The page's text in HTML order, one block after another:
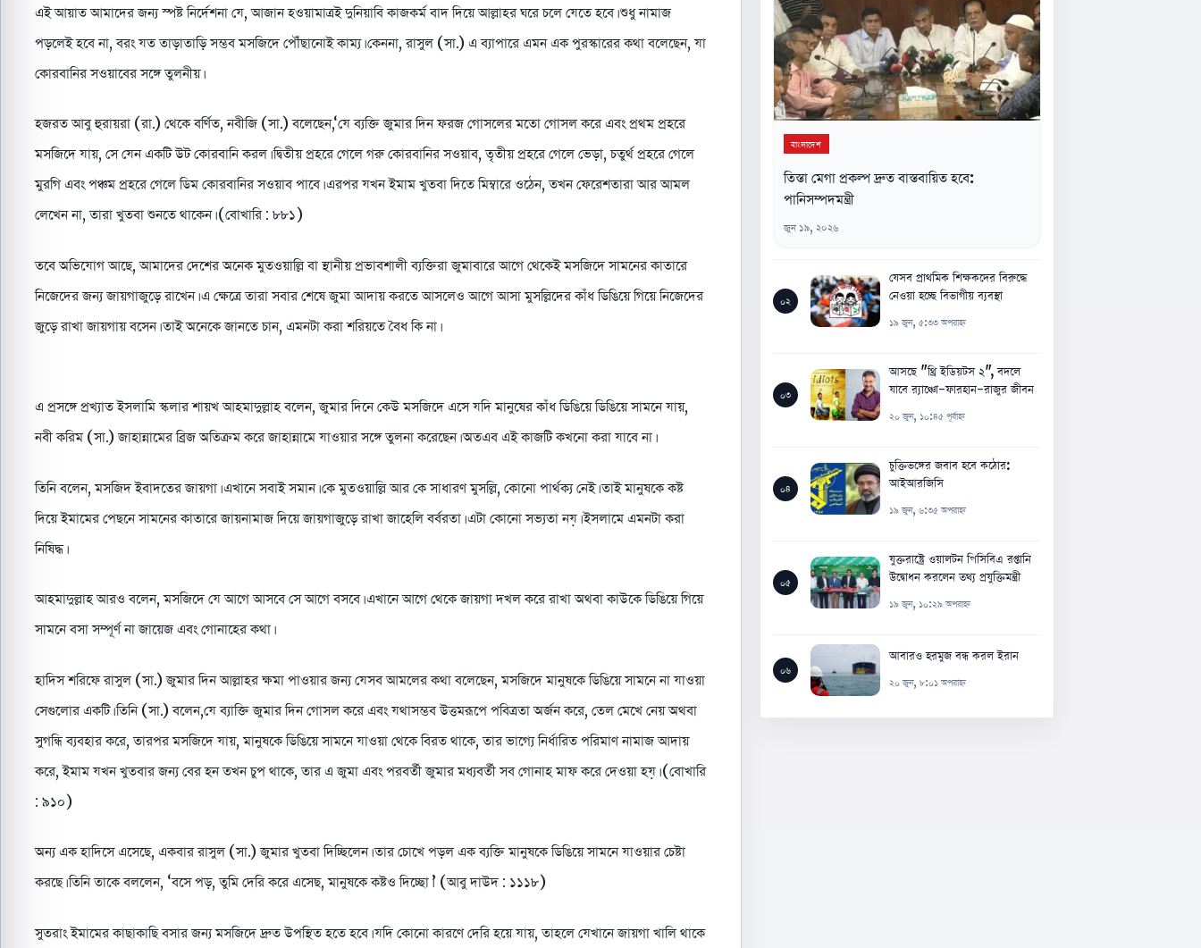
এই আয়াত আমাদের জন্য স্পষ্ট নির্দেশনা যে, আজান হওয়ামাত্রই দুনিয়াবি কাজকর্ম বাদ দিয়ে আল্লাহর ঘরে চলে যেতে হবে। শুধু নামাজ
পড়লেই হবে না, বরং যত তাড়াতাড়ি সম্ভব মসজিদে পৌঁছানোই কাম্য। কেননা, রাসুল (সা.) এ ব্যাপারে এমন এক পুরস্কারের কথা বলেছেন, যা
কোরবানির সওয়াবের সঙ্গে তুলনীয়।
হজরত আবু হুরায়রা (রা.) থেকে বর্ণিত, নবীজি (সা.) বলেছেন,‘যে ব্যক্তি জুমার দিন ফরজ গোসলের মতো গোসল করে এবং প্রথম প্রহরে
মসজিদে যায়, সে যেন একটি উট কোরবানি করল। দ্বিতীয় প্রহরে গেলে গরু কোরবানির সওয়াব, তৃতীয় প্রহরে গেলে ভেড়া, চতুর্থ প্রহরে গেলে
মুরগি এবং পঞ্চম প্রহরে গেলে ডিম কোরবানির সওয়াব পাবে। এরপর যখন ইমাম খুতবা দিতে মিম্বারে ওঠেন, তখন ফেরেশতারা আর আমল
লেখেন না, তারা খুতবা শুনতে থাকেন। (বোখারি : ৮৮১)
তবে অভিযোগ আছে, আমাদের দেশের অনেক মুতওয়াল্লি বা স্থানীয় প্রভাবশালী ব্যক্তিরা জুমাবারে আগে থেকেই মসজিদে সামনের কাতারে
নিজেদের জন্য জায়গাজুড়ে রাখেন। এ ক্ষেত্রে তারা সবার শেষে জুমা আদায় করতে আসলেও আগে আসা মুসল্লিদের কাঁধ ডিঙিয়ে গিয়ে নিজেদের
জুড়ে রাখা জায়গায় বসেন। তাই অনেকে জানতে চান, এমনটা করা শরিয়তে বৈধ কি না।
এ প্রসঙ্গে প্রখ্যাত ইসলামি স্কলার শায়খ আহমাদুল্লাহ বলেন, জুমার দিনে কেউ মসজিদে এসে যদি মানুষের কাঁধ ডিঙিয়ে ডিঙিয়ে সামনে যায়,
নবী করিম (সা.) জাহান্নামের ব্রিজ অতিক্রম করে জাহান্নামে যাওয়ার সঙ্গে তুলনা করেছেন। অতএব এই কাজটি কখনো করা যাবে না।
তিনি বলেন, মসজিদ ইবাদতের জায়গা। এখানে সবাই সমান। কে মুতওয়াল্লি আর কে সাধারণ মুসল্লি, কোনো পার্থক্য নেই। তাই মানুষকে কষ্ট
দিয়ে ইমামের পেছনে সামনের কাতারে জায়নামাজ দিয়ে জায়গাজুড়ে রাখা জাহেলি বর্বরতা। এটা কোনো সভ্যতা নয়। ইসলামে এমনটা করা
নিষিদ্ধ।
আহমাদুল্লাহ আরও বলেন, মসজিদে যে আগে আসবে সে আগে বসবে। এখানে আগে থেকে জায়গা দখল করে রাখা অথবা কাউকে ডিঙিয়ে গিয়ে
সামনে বসা সম্পূর্ণ না জায়েজ এবং গোনাহের কথা।
হাদিস শরিফে রাসুল (সা.) জুমার দিন আল্লাহর ক্ষমা পাওয়ার জন্য যেসব আমলের কথা বলেছেন, মসজিদে মানুষকে ডিঙিয়ে সামনে না যাওয়া
সেগুলোর একটি। তিনি (সা.) বলেন,যে ব্যাক্তি জুমার দিন গোসল করে এবং যথাসম্ভব উত্তমরূপে পবিত্রতা অর্জন করে, তেল মেখে নেয় অথবা
সুগন্ধি ব্যবহার করে, তারপর মসজিদে যায়, মানুষকে ডিঙিয়ে সামনে যাওয়া থেকে বিরত থাকে, তার ভাগ্যে নির্ধারিত পরিমাণ নামাজ আদায়
করে, ইমাম যখন খুতবার জন্য বের হন তখন চুপ থাকে, তার এ জুমা এবং পরবর্তী জুমার মধ্যবর্তী সব গোনাহ মাফ করে দেওয়া হয়। (বোখারি
: ৯১০)
অন্য এক হাদিসে এসেছে, একবার রাসুল (সা.) জুমার খুতবা দিচ্ছিলেন। তার চোখে পড়ল এক ব্যক্তি মানুষকে ডিঙিয়ে সামনে যাওয়ার চেষ্টা
করছে। তিনি তাকে বললেন, ‘বসে পড়, তুমি দেরি করে এসেছ, মানুষকে কষ্টও দিচ্ছো।’ (আবু দাউদ : ১১১৮)
সুতরাং ইমামের কাছাকাছি বসার জন্য মসজিদে দ্রুত উপস্থিত হতে হবে। যদি কোনো কারণে দেরি হয়ে যায়, তাহলে যেখানে জায়গা খালি থাকে
বাংলাদেশ
তিস্তা মেগা প্রকল্প দ্রুত বাস্তবায়িত হবে:
পানিসম্পদমন্ত্রী
জুন ১৯, ২০২৬
০২
যেসব প্রাথমিক শিক্ষকদের বিরুদ্ধে
নেওয়া হচ্ছে বিভাগীয় ব্যবস্থা
১৯ জুন, ৫:৩৩ অপরাহ্ন
০৩
আসছে "থ্রি ইডিয়টস ২", বদলে
যাবে র‍্যাঞ্চো-ফারহান-রাজুর জীবন
২০ জুন, ১০:৪৫ পূর্বাহ্ন
০৪
চুক্তিভঙ্গের জবাব হবে কঠোর:
আইআরজিসি
১৯ জুন, ৬:৩৫ অপরাহ্ন
০৫
যুক্তরাষ্ট্রে ওয়ালটন পিসিবিএ রপ্তানি
উদ্বোধন করলেন তথ্য প্রযুক্তিমন্ত্রী
১৯ জুন, ১০:২৯ অপরাহ্ন
০৬
আবারও হরমুজ বন্ধ করল ইরান
২০ জুন, ৮:০১ অপরাহ্ন